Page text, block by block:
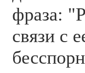
фраза:
связи с